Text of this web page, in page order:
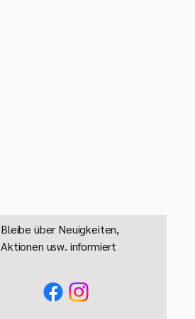
Bleibe über Neuigkeiten,
Aktionen usw. informiert